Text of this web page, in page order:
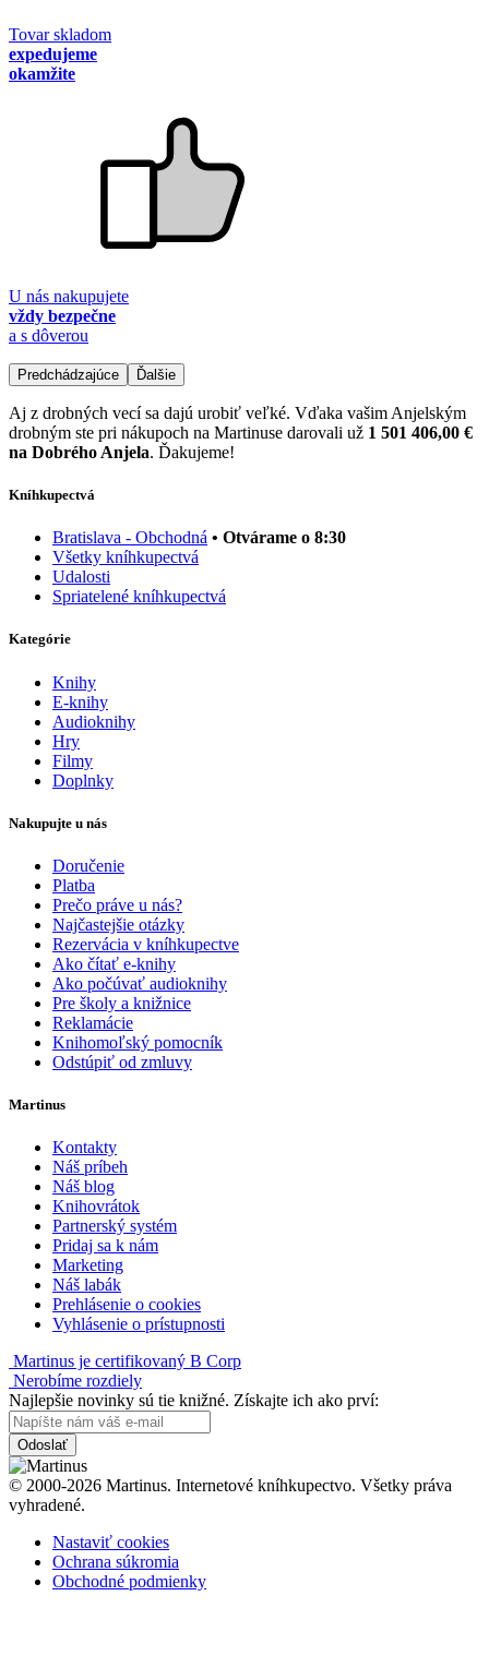
Tovar skladom
expedujeme
okamžite
U nás nakupujete
vždy bezpečne
a s dôverou
Predchádzajúce Ďalšie
Aj z drobných vecí sa dajú urobiť veľké. Vďaka vašim Anjelským
drobným ste pri nákupoch na Martinuse darovali už 1 501 406,00 €
na Dobrého Anjela. Ďakujeme!
Kníhkupectvá
Bratislava - Obchodná • Otvárame o 8:30
Všetky kníhkupectvá
Udalosti
Spriatelené kníhkupectvá
Kategórie
Knihy
E-knihy
Audioknihy
Hry
Filmy
Doplnky
Nakupujte u nás
Doručenie
Platba
Prečo práve u nás?
Najčastejšie otázky
Rezervácia v kníhkupectve
Ako čítať e-knihy
Ako počúvať audioknihy
Pre školy a knižnice
Reklamácie
Knihomoľský pomocník
Odstúpiť od zmluvy
Martinus
Kontakty
Náš príbeh
Náš blog
Knihovrátok
Partnerský systém
Pridaj sa k nám
Marketing
Náš labák
Prehlásenie o cookies
Vyhlásenie o prístupnosti
Martinus je certifikovaný B Corp
Nerobíme rozdiely
Najlepšie novinky sú tie knižné. Získajte ich ako prví:
Odoslať
© 2000-2026 Martinus. Internetové kníhkupectvo. Všetky práva
vyhradené.
Nastaviť cookies
Ochrana súkromia
Obchodné podmienky